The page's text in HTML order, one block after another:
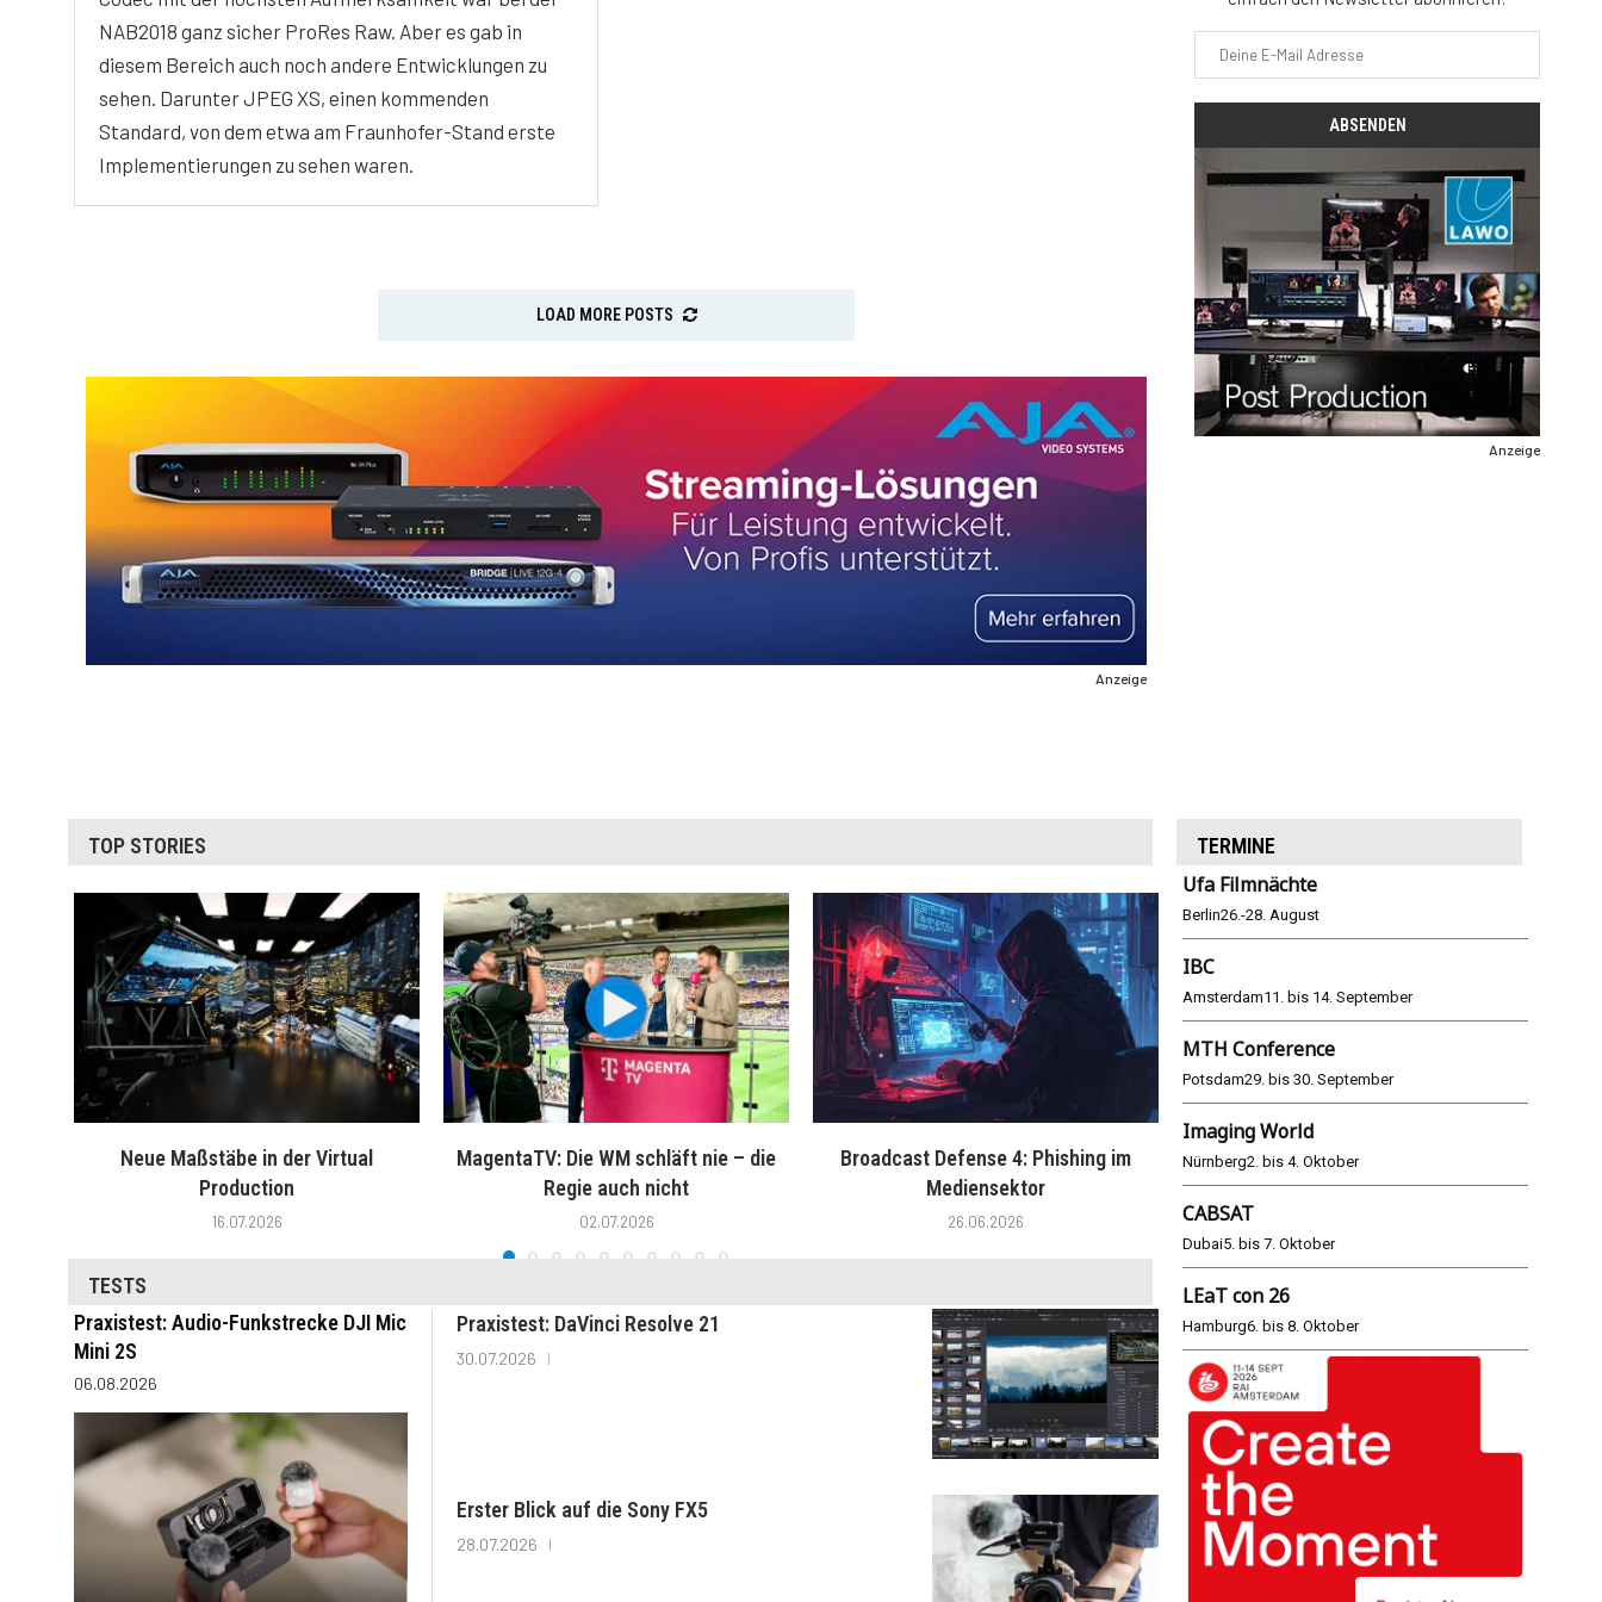
NAB2018 ganz sicher ProRes Raw. Aber es gab in
diesem Bereich auch noch andere Entwicklungen zu
sehen. Darunter JPEG XS, einen kommenden
Standard, von dem etwa am Fraunhofer-Stand erste
Implementierungen zu sehen waren.
LOAD MORE POSTS
Anzeige
Anzeige
TOP STORIES
Neue Maßstäbe in der Virtual
Production
16.07.2026
MagentaTV: Die WM schläft nie – die
Regie auch nicht
02.07.2026
Broadcast Defense 4: Phishing im
Mediensektor
26.06.2026
WM 2026: ARD und ZDF im Remote-
Modus
TESTS
Praxistest: Audio-Funkstrecke DJI Mic
Mini 2S
06.08.2026
Praxistest: DaVinci Resolve 21
30.07.2026
Erster Blick auf die Sony FX5
28.07.2026
TERMINE
Ufa Filmnächte
Berlin26.-28. August
IBC
Amsterdam11. bis 14. September
MTH Conference
Potsdam29. bis 30. September
Imaging World
Nürnberg2. bis 4. Oktober
CABSAT
Dubai5. bis 7. Oktober
LEaT con 26
Hamburg6. bis 8. Oktober